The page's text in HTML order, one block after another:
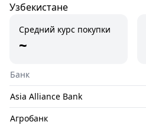
Узбекистане
Средний курс покупки
~
Банк
Asia Alliance Bank
Агробанк